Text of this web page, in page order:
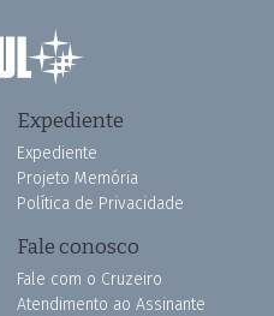
Expediente
Expediente
Projeto Memória
Política de Privacidade
Fale conosco
Fale com o Cruzeiro
Atendimento ao Assinante